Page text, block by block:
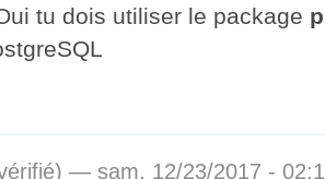
tu dois utiliser le package
— sam, 12/23/2017 -